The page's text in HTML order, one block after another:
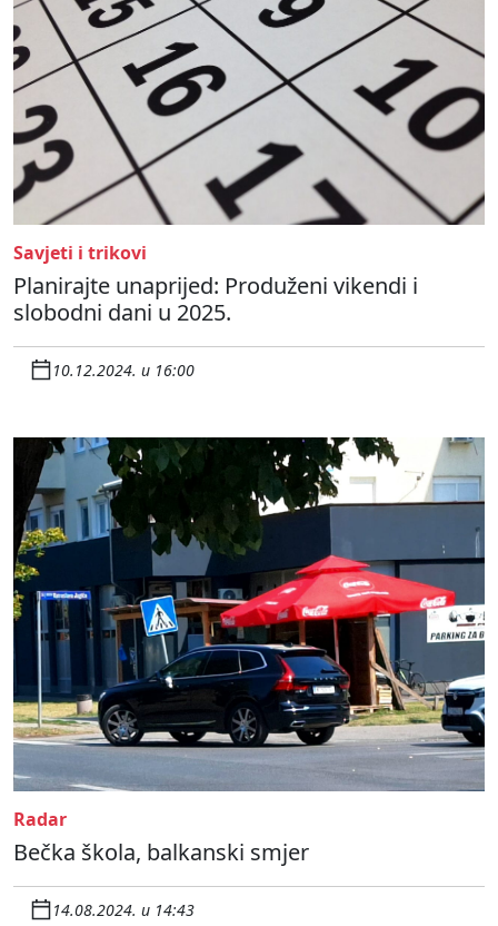
Savjeti i trikovi
Planirajte unaprijed: Produženi vikendi i
slobodni dani u 2025.
10.12.2024. u 16:00
Radar
Bečka škola, balkanski smjer
14.08.2024. u 14:43